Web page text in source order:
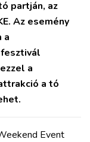
partján, az
Az esemény
a
a
a tó
Event